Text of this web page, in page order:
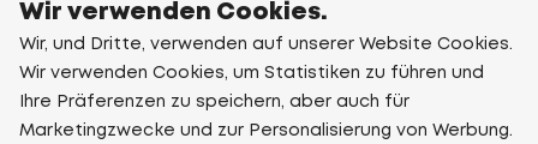
Wir verwenden Cookies.
Wir, und Dritte, verwenden auf unserer Website Cookies.
Wir verwenden Cookies, um Statistiken zu führen und
Ihre Präferenzen zu speichern, aber auch für
Marketingzwecke und zur Personalisierung von Werbung.